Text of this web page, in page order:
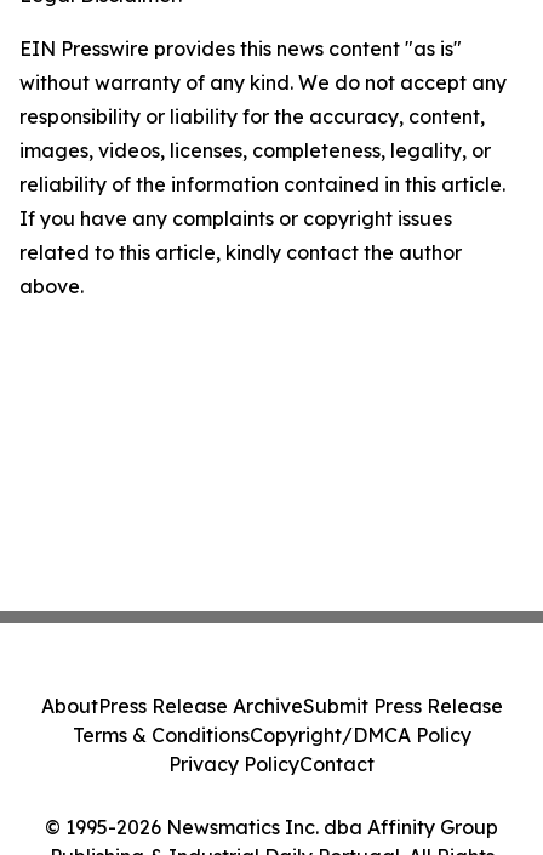
EIN Presswire provides this news content "as is"
without warranty of any kind. We do not accept any
responsibility or liability for the accuracy, content,
images, videos, licenses, completeness, legality, or
reliability of the information contained in this article.
If you have any complaints or copyright issues
related to this article, kindly contact the author
above.
© 1995-2026 Newsmatics Inc. dba Affinity Group
AboutPress Release ArchiveSubmit Press Release
Terms & ConditionsCopyright/DMCA Policy
Privacy PolicyContact